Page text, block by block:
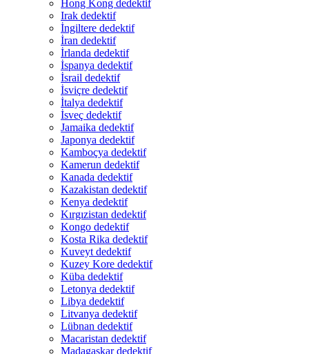
Hong Kong dedektif
Irak dedektif
İngiltere dedektif
İran dedektif
İrlanda dedektif
İspanya dedektif
İsrail dedektif
İsviçre dedektif
İtalya dedektif
İsveç dedektif
Jamaika dedektif
Japonya dedektif
Kamboçya dedektif
Kamerun dedektif
Kanada dedektif
Kazakistan dedektif
Kenya dedektif
Kırgızistan dedektif
Kongo dedektif
Kosta Rika dedektif
Kuveyt dedektif
Kuzey Kore dedektif
Küba dedektif
Letonya dedektif
Libya dedektif
Litvanya dedektif
Lübnan dedektif
Macaristan dedektif
Madagaskar dedektif